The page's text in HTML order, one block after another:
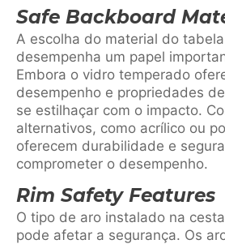
Safe Backboard
A escolha do material do
desempenha um papel
Embora o vidro temperado
desempenho e propriedades
se estilhaçar com o impacto.
alternativos, como acrílico ou
oferecem durabilidade e
comprometer o desempenho.
Rim Safety Features
O tipo de aro instalado na
pode afetar a segurança. Os